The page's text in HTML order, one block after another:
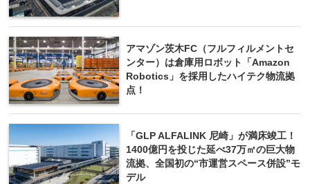
アマゾン茨木FC（フルフィルメントセ
ンター）は倉庫用ロボット「Amazon
Robotics」を採用したハイテク物流拠
点！
「GLP ALFALINK 尼崎」が満床竣工！
1400億円を投じた延べ37万㎡の巨大物
流拠、全国初の“市運営スペース併設”モ
デル